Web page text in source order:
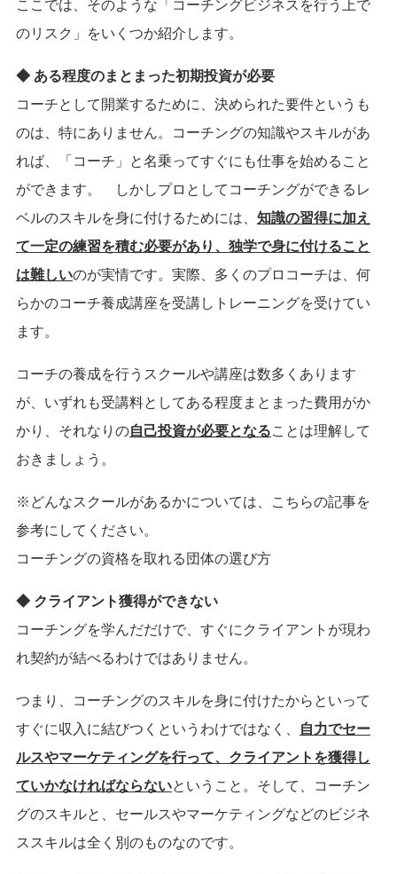
ここでは、そのような「コーチングビジネスを行う上で
のリスク」をいくつか紹介します。
◆ ある程度のまとまった初期投資が必要
コーチとして開業するために、決められた要件というも
のは、特にありません。コーチングの知識やスキルがあ
れば、「コーチ」と名乗ってすぐにも仕事を始めること
ができます。 しかしプロとしてコーチングができるレ
ベルのスキルを身に付けるためには、 知識の習得に加え
て一定の練習を積む必要があり、独学で身に付けること
は難しいのが実情です。実際、多くのプロコーチは、何
らかのコーチ養成講座を受講しトレーニングを受けてい
ます。
コーチの養成を行うスクールや講座は数多くあります
が、いずれも受講料としてある程度まとまった費用がか
かり、それなりの自己投資が必要となることは理解して
おきましょう。
※どんなスクールがあるかについては、こちらの記事を
参考にしてください。
コーチングの資格を取れる団体の選び方
◆ クライアント獲得ができない
コーチングを学んだだけで、すぐにクライアントが現わ
れ契約が結べるわけではありません。
つまり、コーチングのスキルを身に付けたからといって
すぐに収入に結びつくというわけではなく、
自力でセー
ルスやマーケティングを行って、クライアントを獲得し
ていかなければならないということ。そして、コーチン
グのスキルと、セールスやマーケティングなどのビジネ
ススキルは全く別のものなのです。